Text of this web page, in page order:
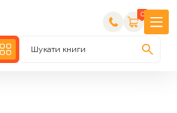
0
Шукати книги